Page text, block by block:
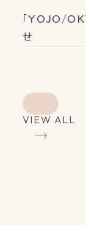
「YOJO/
せ
VIEW ALL